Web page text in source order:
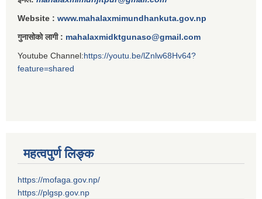
Website : www.mahalaxmimundhankuta.gov.np
गुनासोको लागी : mahalaxmidktgunaso@gmail.com
Youtube Channel:https://youtu.be/lZnlw68Hv64?
feature=shared
महत्वपुर्ण लिङ्क
https://mofaga.gov.np/
https://plgsp.gov.np